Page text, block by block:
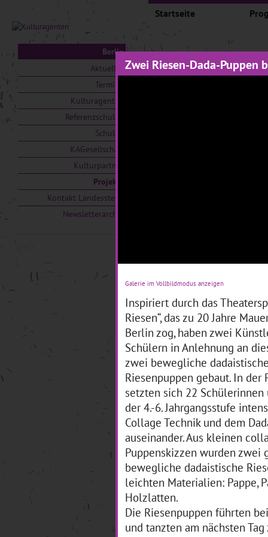
Zwei Riesen-Dada-Puppen
Galerie im Vollbildmodus anzeigen
Inspiriert durch das
Riesen“, das zu 20 Jahre
Berlin zog, haben zwei
Schülern in Anlehnung an
zwei bewegliche
Riesenpuppen gebaut. In der
setzten sich 22 Schülerinnen
der 4.-6. Jahrgangsstufe
Collage Technik und dem
auseinander. Aus kleinen
Puppenskizzen wurden zwei
bewegliche dadaistische
leichten Materialien: Pappe,
Holzlatten.
Die Riesenpuppen führten
und tanzten am nächsten
Berlin
Aktuelles
Termine
Kulturagenten
Referenzschulen
Schulen
KAGesellschaft
Kulturpartner
Projekte
Kontakt Landesstelle
Newsletterarchiv
Startseite
Projekte
Schüler*innen der
erstellen zusammen mit der
Künstlerin Heidrun
Schramm einen Audioguide
zum Thema "Groß-Werden"
in Pankow.… mehr
In
„HundKindRübeWasser.“
Foto: Katharina Stahlhoven
05.08.2019–30.09.2019
Teilprojekt „HundKindRübe,
Wasser.“der Kita
Goethestraße
Die essbare Stadt im
Projektzeitraum: 8/2019 bis
8/2020 gefördert durch den
… mehr